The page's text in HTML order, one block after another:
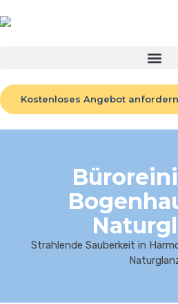
Kostenloses Angebot anfordern
Strahlende Sauberkeit in